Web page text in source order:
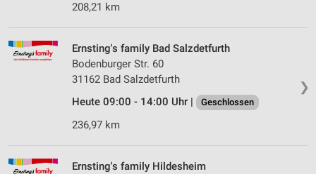
208,21 km
❯
Ernsting's family Bad Salzdetfurth
Bodenburger Str. 60
31162 Bad Salzdetfurth
Heute 09:00 - 14:00 Uhr |
Geschlossen
236,97 km
Ernsting's family Hildesheim